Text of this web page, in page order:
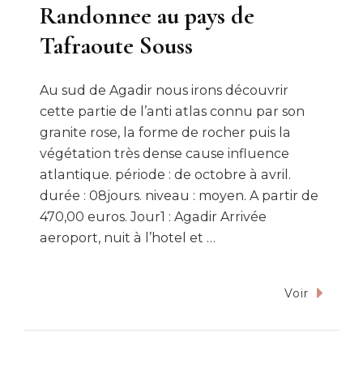
Randonnee au pays de
Tafraoute Souss
Au sud de Agadir nous irons découvrir
cette partie de l’anti atlas connu par son
granite rose, la forme de rocher puis la
végétation très dense cause influence
atlantique. période : de octobre à avril.
durée : 08jours. niveau : moyen. A partir de
470,00 euros. Jour1 : Agadir Arrivée
aeroport, nuit à l’hotel et …
Voir